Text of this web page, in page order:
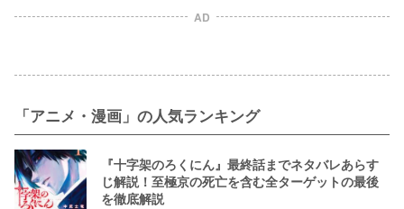
AD
「アニメ・漫画」の人気ランキング
『十字架のろくにん』最終話までネタバレあらす
じ解説！至極京の死亡を含む全ターゲットの最後
を徹底解説